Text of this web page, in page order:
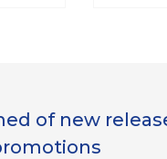
of new